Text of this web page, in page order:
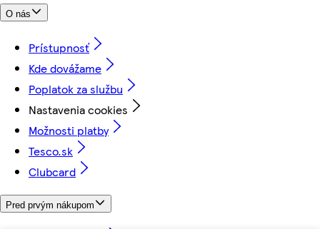
O nás
Prístupnosť
Kde dovážame
Poplatok za službu
Nastavenia cookies
Možnosti platby
Tesco.sk
Clubcard
Pred prvým nákupom